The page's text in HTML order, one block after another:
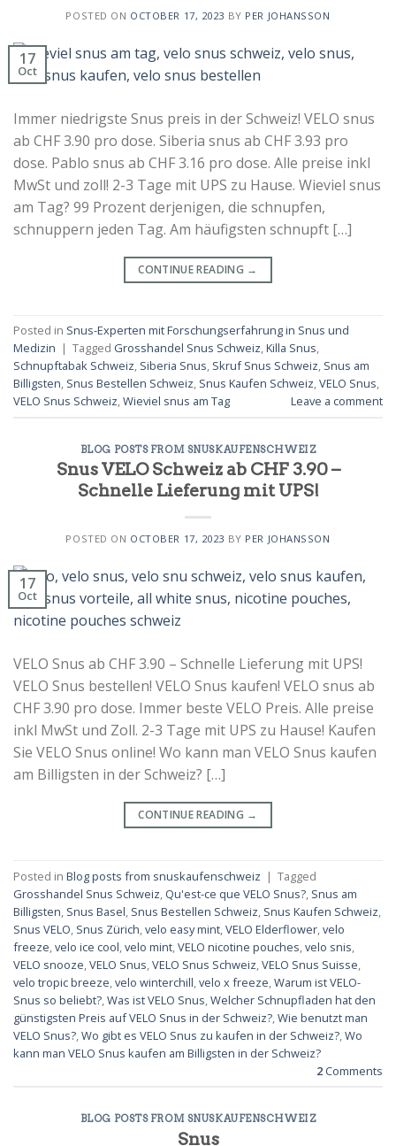
POSTED ON OCTOBER 17, 2023 BY PER JOHANSSON
17
Oct
Immer niedrigste Snus preis in der Schweiz! VELO snus
ab CHF 3.90 pro dose. Siberia snus ab CHF 3.93 pro
dose. Pablo snus ab CHF 3.16 pro dose. Alle preise inkl
MwSt und zoll! 2-3 Tage mit UPS zu Hause. Wieviel snus
am Tag? 99 Prozent derjenigen, die schnupfen,
schnuppern jeden Tag. Am häufigsten schnupft […]
CONTINUE READING →
Posted in Snus-Experten mit Forschungserfahrung in Snus und
Medizin | Tagged Grosshandel Snus Schweiz,Killa Snus,
Schnupftabak Schweiz, Siberia Snus, Skruf Snus Schweiz, Snus am
Billigsten, Snus Bestellen Schweiz, Snus Kaufen Schweiz,VELO Snus,
VELO Snus Schweiz,Wieviel snus am Tag Leave a comment
BLOG POSTS FROM SNUSKAUFENSCHWEIZ
Snus VELO Schweiz ab CHF 3.90 –
Schnelle Lieferung mit UPS!
POSTED ON OCTOBER 17, 2023 BY PER JOHANSSON
17
Oct
VELO Snus ab CHF 3.90 – Schnelle Lieferung mit UPS!
VELO Snus bestellen! VELO Snus kaufen! VELO snus ab
CHF 3.90 pro dose. Immer beste VELO Preis. Alle preise
inkl MwSt und Zoll. 2-3 Tage mit UPS zu Hause! Kaufen
Sie VELO Snus online! Wo kann man VELO Snus kaufen
am Billigsten in der Schweiz? […]
CONTINUE READING →
Posted in Blog posts from snuskaufenschweiz | Tagged
Grosshandel Snus Schweiz, Qu'est-ce que VELO Snus?, Snus am
Billigsten, Snus Basel, Snus Bestellen Schweiz, Snus Kaufen Schweiz,
Snus VELO, Snus Zürich,velo easy mint,VELO Elderflower,velo
freeze,velo ice cool,velo mint,VELO nicotine pouches,velo snis,
VELO snooze,VELO Snus,VELO Snus Schweiz,VELO Snus Suisse,
velo tropic breeze,velo winterchill,velo x freeze,Warum ist VELO-
Snus so beliebt?,Was ist VELO Snus,Welcher Schnupfladen hat den
günstigsten Preis auf VELO Snus in der Schweiz?,Wie benutzt man
VELO Snus?,Wo gibt es VELO Snus zu kaufen in der Schweiz?,Wo
kann man VELO Snus kaufen am Billigsten in der Schweiz?
2 Comments
BLOG POSTS FROM SNUSKAUFENSCHWEIZ
Snus